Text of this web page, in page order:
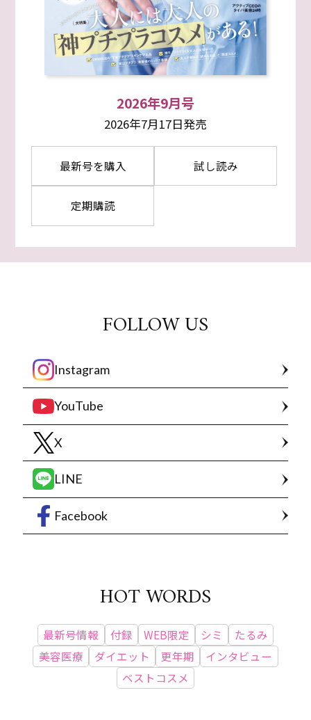
2026年9月号
2026年7月17日発売
最新号を購入 試し読み
定期購読
FOLLOW US
Instagram
YouTube
X
LINE
Facebook
HOT WORDS
最新号情報 付録 WEB限定 シミ
たるみ
美容医療
ダイエット 更年期
インタビュー
ベストコスメ